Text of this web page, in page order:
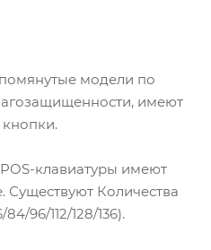
модели по
имеют
клавиатуры имеют
Количества
96/112/128/136).